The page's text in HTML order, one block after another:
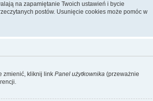
na zapamiętanie Twoich ustawień i bycie
postów. Usunięcie cookies może pomóc w
zmienić, kliknij link Panel użytkownika (przeważnie